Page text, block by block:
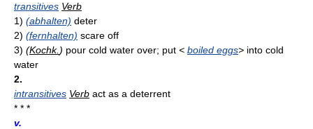
transitives Verb
1) (abhalten) deter
2) (fernhalten) scare off
3) (Kochk. ) pour cold water over; put < boiled eggs> into cold
water
2.
intransitives Verb act as a deterrent
* * *
v.